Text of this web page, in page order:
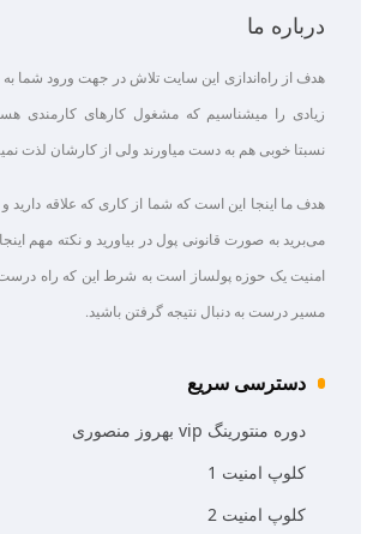
درباره ما
هدف از راه‌اندازی این سایت تلاش در جهت ورود شما به
زیادی را میشناسیم که مشغول کارهای کارمندی
نسبتا خوبی هم به دست میاورند ولی از کارشان لذت
هدف ما اینجا این است که شما از کاری که علاقه‌ دارید
می‌برید به صورت قانونی پول در بیاورید و نکته مهم
امنیت یک حوزه پولساز است به شرط این که راه درست
مسیر درست به دنبال نتیجه گرفتن باشید.
دسترسی سریع
دوره منتورینگ vip بهروز منصوری
کلوپ امنیت 1
کلوپ امنیت 2